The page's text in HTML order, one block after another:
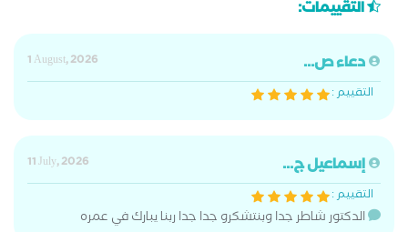
التقييمات:
دعاء ص...
1 August, 2026
التقييم :
إسماعيل ج...
11 July, 2026
التقييم :
الدكتور شاطر جدا وبنتشكرو جدا جدا ربنا يبارك في عمره